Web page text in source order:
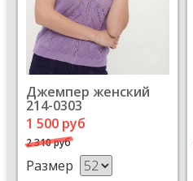
Джемпер женский
214-0303
1 500 руб
2 310 руб
Размер